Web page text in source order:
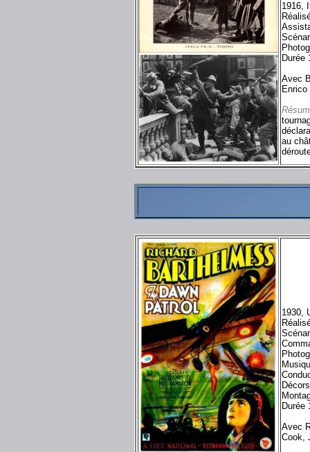
1916,
Durée
Avec
au
1930,
Durée
Avec
Cook,